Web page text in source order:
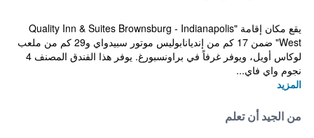
يقع مكان إقامة "Quality Inn & Suites Brownsburg - Indianapolis
West" ضمن 17 كم من إنديانابوليس موتور سبيدواي و29 كم من ملعب
لوكاس أويل، ويوفر غرفاً في براونسبورغ. يوفر هذا الفندق المصنف 4
نجوم واي فاي...
المزيد
من الجيد أن تعلم